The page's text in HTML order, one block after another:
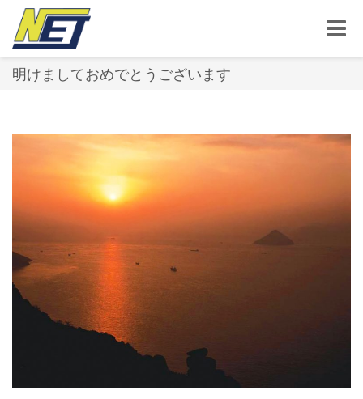
Toggle
明けましておめでとうございます